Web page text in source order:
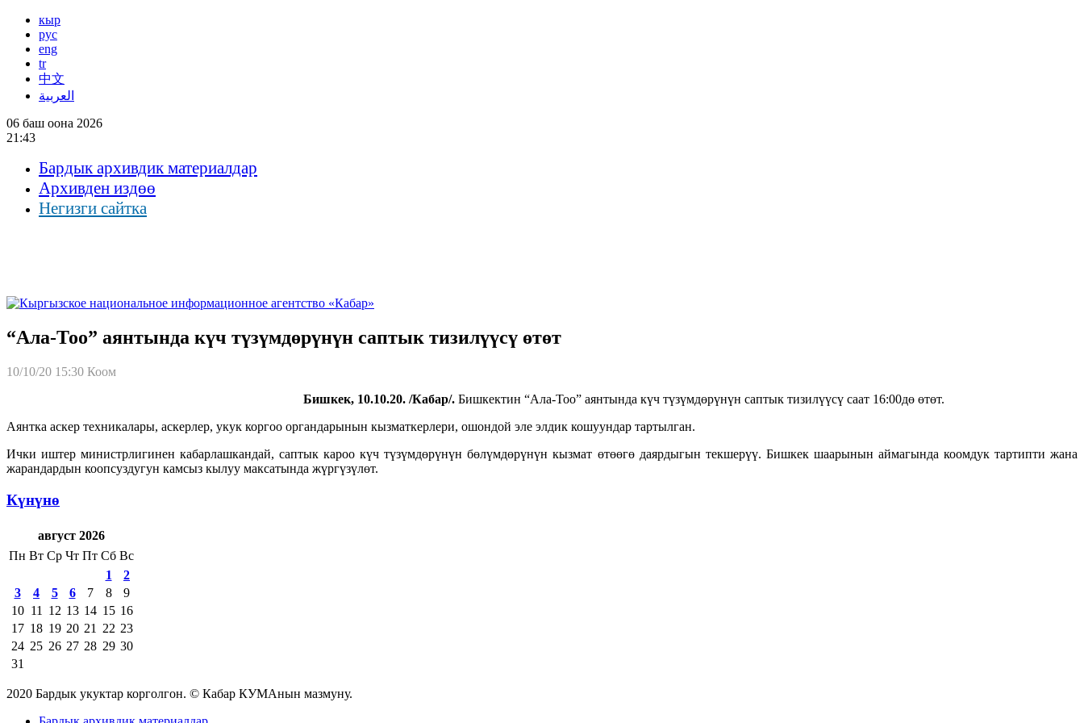
кыр
рус
eng
tr
中文
العربية
06 баш оона 2026
21:43
Бардык архивдик материалдар
Архивден издөө
Негизги сайтка
“Ала-Тоо” аянтында күч түзүмдөрүнүн саптык тизилүүсү өтөт
10/10/20 15:30 Коом
Бишкек, 10.10.20. /Кабар/. Бишкектин “Ала-Тоо” аянтында күч түзүмдөрүнүн саптык тизилүүсү саат 16:00дө өтөт.
Аянтка аскер техникалары, аскерлер, укук коргоо органдарынын кызматкерлери, ошондой эле элдик кошуундар тартылган.
Ички иштер министрлигинен кабарлашкандай, саптык кароо күч түзүмдөрүнүн бөлүмдөрүнүн кызмат өтөөгө даярдыгын текшерүү. Бишкек шаарынын аймагында коомдук тартипти жана
жарандардын коопсуздугун камсыз кылуу максатында жүргүзүлөт.
Күнүнө
август 2026
Пн Вт Ср Чт Пт Сб Вс
1
2
3
4 5 6 7 8
9
10 11 12 13 14 15 16
17 18 19 20 21 22 23
24 25 26 27 28 29 30
31
2020 Бардык укуктар корголгон. © Кабар КУМАнын мазмуну.